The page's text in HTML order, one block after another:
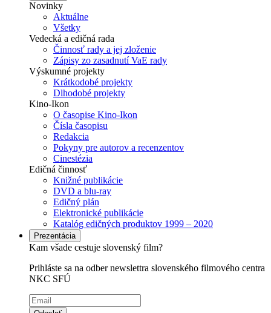
Novinky
Aktuálne
Všetky
Vedecká a edičná rada
Činnosť rady a jej zloženie
Zápisy zo zasadnutí VaE rady
Výskumné projekty
Krátkodobé projekty
Dlhodobé projekty
Kino-Ikon
O časopise Kino-Ikon
Čísla časopisu
Redakcia
Pokyny pre autorov a recenzentov
Cinestézia
Edičná činnosť
Knižné publikácie
DVD a blu-ray
Edičný plán
Elektronické publikácie
Katalóg edičných produktov 1999 – 2020
Prezentácia
Kam všade cestuje slovenský film?
Prihláste sa na odber newslettra slovenského filmového centra
NKC SFÚ